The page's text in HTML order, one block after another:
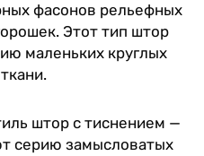
фасонов рельефных
Этот тип штор
маленьких круглых
штор с тиснением —
серию замысловатых